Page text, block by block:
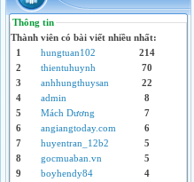
Thông tin
Thành viên có bài viết nhiều nhất:
1
hungtuan102
214
2
thientuhuynh
70
3
anhhungthuysan
22
4
admin
8
5
Mách Dương
7
6
angiangtoday.com
6
7
huyentran_12b2
5
8
gocmuaban.vn
5
9
boyhendy84
4